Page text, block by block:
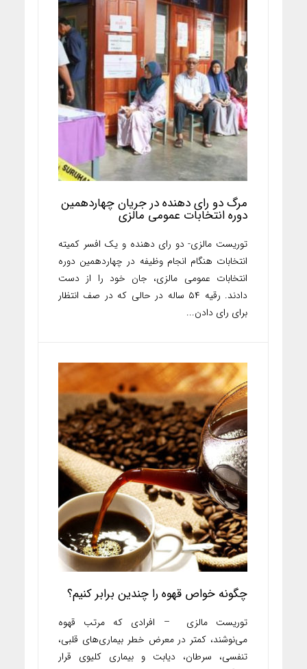
مرگ دو رای دهنده در جریان چهاردهمین
دوره انتخابات عمومی مالزی
توریست مالزی- دو رای دهنده و یک افسر کمیته
انتخابات هنگام انجام وظیفه در چهاردهمین دوره
انتخابات عمومی مالزی، جان خود را از دست
دادند. رقیه ۵۴ ساله در حالی که در صف انتظار
برای رای دادن...
چگونه خواص قهوه را چندین برابر کنیم؟
توریست مالزی – افرادی که مرتب قهوه
می‌نوشند، کمتر در معرض خطر بیماری‌های قلبی،
تنفسی، سرطان، دیابت و بیماری کلیوی قرار